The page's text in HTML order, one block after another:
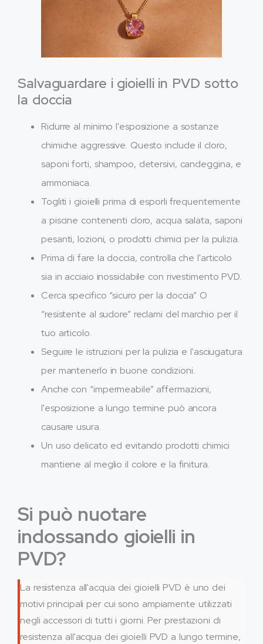
Salvaguardare i gioielli in PVD sotto
la doccia
Ridurre al minimo l'esposizione a sostanze
chimiche aggressive. Questo include il cloro,
saponi forti, shampoo, detersivi, candeggina, e
ammoniaca.
Togliti i gioielli prima di esporli frequentemente
a piscine contenenti cloro, acqua salata, saponi
pesanti, lozioni, o prodotti chimici per la pulizia.
Prima di fare la doccia, controlla che l'articolo
sia in acciaio inossidabile con rivestimento PVD.
Cerca specifico “sicuro per la doccia” O
“resistente al sudore” reclami del marchio per il
tuo articolo.
Seguire le istruzioni per la pulizia e l'asciugatura
per mantenerlo in buone condizioni.
Anche con “impermeabile” affermazioni,
l'esposizione a lungo termine può ancora
causare usura.
Un uso delicato ed evitando prodotti chimici
mantiene al meglio il colore e la finitura.
Si può nuotare
indossando gioielli in
PVD?
La resistenza all'acqua dei gioielli PVD è uno dei
motivi principali per cui sono ampiamente utilizzati
negli accessori di tutti i giorni. Per prestazioni di
resistenza all'acqua dei gioielli PVD a lungo termine,